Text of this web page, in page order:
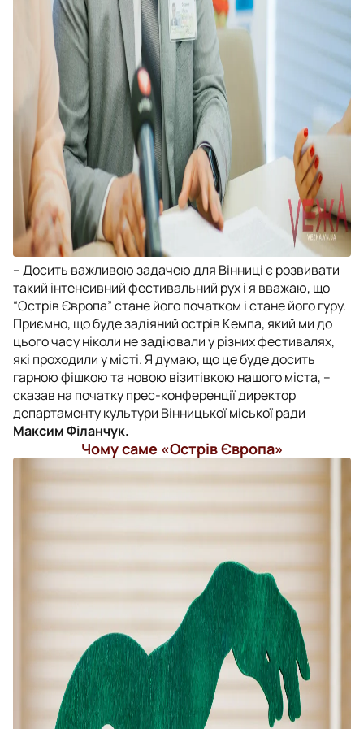
– Досить важливою задачею для Вінниці є розвивати
такий інтенсивний фестивальний рух і я вважаю, що
“Острів Європа” стане його початком і стане його гуру.
Приємно, що буде задіяний острів Кемпа, який ми до
цього часу ніколи не задіювали у різних фестивалях,
які проходили у місті. Я думаю, що це буде досить
гарною фішкою та новою візитівкою нашого міста, –
сказав на початку прес-конференції директор
департаменту культури Вінницької міської ради
Максим Філанчук.
Чому саме «Острів Європа»